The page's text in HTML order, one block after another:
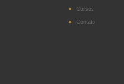
Cursos
Contato